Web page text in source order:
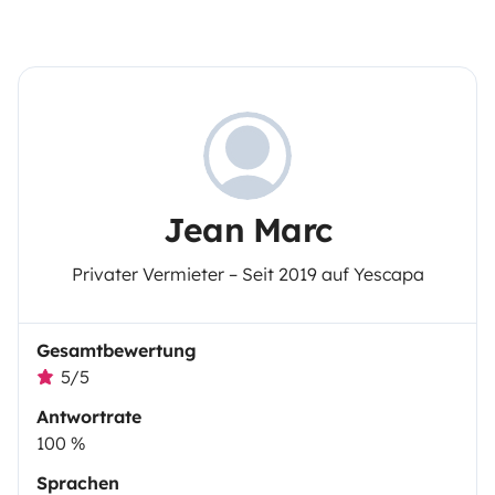
Jean Marc
Privater Vermieter – Seit 2019 auf Yescapa
Gesamtbewertung
5/5
Antwortrate
100 %
Sprachen